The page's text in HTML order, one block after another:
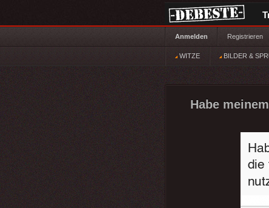
Anmelden Registrieren
WITZE BILDER &
Habe